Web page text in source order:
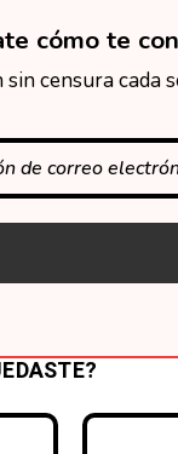
cómo te
sin censura cada